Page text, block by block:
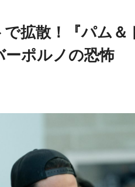
拡散！『パム＆
ポルノの恐怖